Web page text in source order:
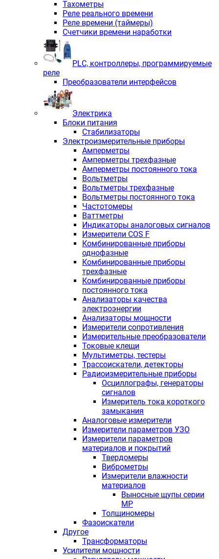
Тахометры
Реле реального времени
Реле времени (таймеры)
Счетчики времени наработки
PLС, контроллеры, программируемые
реле
Преобразователи интерфейсов
Электрика
Блоки питания
Стабилизаторы
Электроизмерительные приборы
Амперметры
Амперметры трехфазные
Амперметры постоянного тока
Вольтметры
Вольтметры трехфазные
Вольтметры постоянного тока
Частотомеры
Ваттметры
Индикаторы аналоговых сигналов
Измерители COS F
Комбинированные приборы
однофазные
Комбинированные приборы
трехфазные
Комбинированные приборы
постоянного тока
Анализаторы качества
электроэнергии
Анализаторы мощности
Измерители сопротивления
Измерительные преобразователи
Токовые клещи
Мультиметры, тестеры
Трассоискатели, детекторы
Радиоизмерительные приборы
Осциллографы, генераторы
сигналов
Измеритель тока короткого
замыкания
Аналоговые измерители
Измерители параметров УЗО
Измерители параметров
материалов и покрытий
Твердомеры
Виброметры
Измерители влажности
материалов
Выносные щупы серии
МР
Толщиномеры
Фазоискатели
Другое
Трансформаторы
Усилители мощности